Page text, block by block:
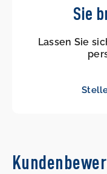
Sie
Lassen Sie